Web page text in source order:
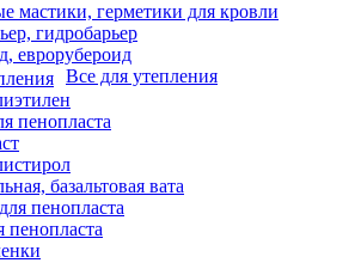
мастики, герметики для кровли
гидробарьер
еврорубероид
Все для утепления
пенопласта
базальтовая вата
пенопласта
пенопласта